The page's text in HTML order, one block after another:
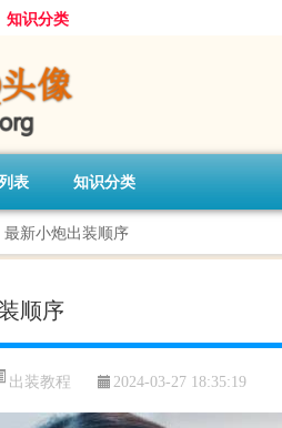
知识分类
表 知识分类
最新小炮出装顺序
顺序
出装教程 2024-03-27 18:35:19